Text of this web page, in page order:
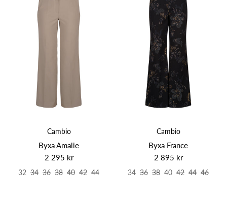
Cambio
Byxa Amalie
2 295 kr
32 34 36 38 40 42 44
Cambio
Byxa France
2 895 kr
34 36 38 40 42 44 46